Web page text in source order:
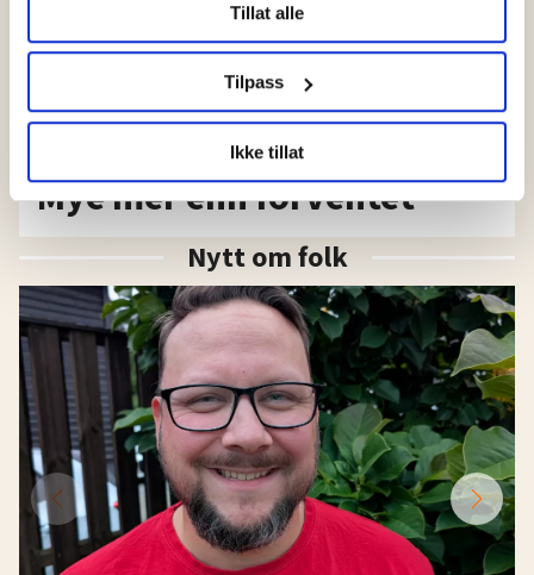
data behandles og hvordan du kan velge hvordan de skal
brukes. Du kan hele tiden endre eller trekke tilbake ditt
samtykke fra erklæringen om informasjonskapsler.
LO Medias publikasjoner frifagbevegelse.no, hk-nytt.no
og fontene.no bruker informasjonskapsler (cookies) for å
lære hvordan våre nettsider blir brukt slik at vi tilby
relevant innhold, tilpassede annonser og utarbeide
Vi deler bare informasjon om hvordan du bruker
nettstedet med LO Medias egne samarbeidspartnere
innenfor analyse og annonsering. Disse er angitt i
oversikten lengre ned på denne siden.
Tillat alle
Tilpass
Ikke tillat
Øker lønna med 73.000: –
Mye mer enn forventet
Nytt om folk